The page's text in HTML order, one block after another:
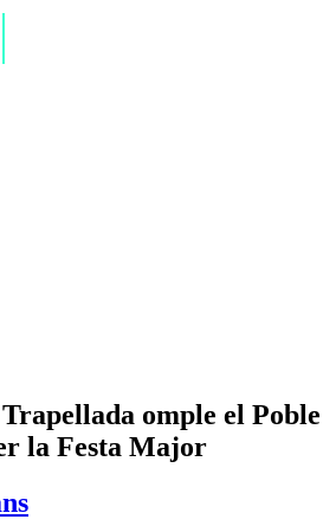
omple el Poble
la Festa Major